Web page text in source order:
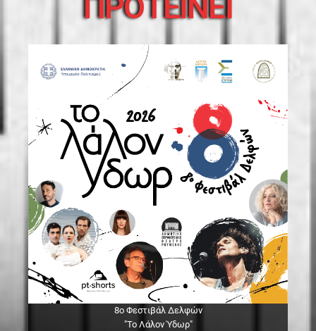
ΠΡΟΤΕΙΝΕΙ
8ο Φεστιβάλ Δελφών
"Το Λάλον Ύδωρ"